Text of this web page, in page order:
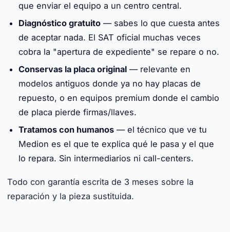
que enviar el equipo a un centro central.
Diagnóstico gratuito — sabes lo que cuesta antes
de aceptar nada. El SAT oficial muchas veces
cobra la "apertura de expediente" se repare o no.
Conservas la placa original — relevante en
modelos antiguos donde ya no hay placas de
repuesto, o en equipos premium donde el cambio
de placa pierde firmas/llaves.
Tratamos con humanos — el técnico que ve tu
Medion es el que te explica qué le pasa y el que
lo repara. Sin intermediarios ni call-centers.
Todo con garantía escrita de 3 meses sobre la
reparación y la pieza sustituida.